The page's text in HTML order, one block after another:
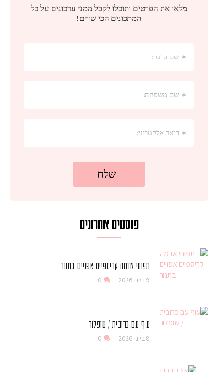
פוסטים אחרונים
תפוחי אדמה קריספיים אפויים בתנור
9 ביוני 2026 0
עוף עם כרובית / שופלור
8 ביוני 2026 0